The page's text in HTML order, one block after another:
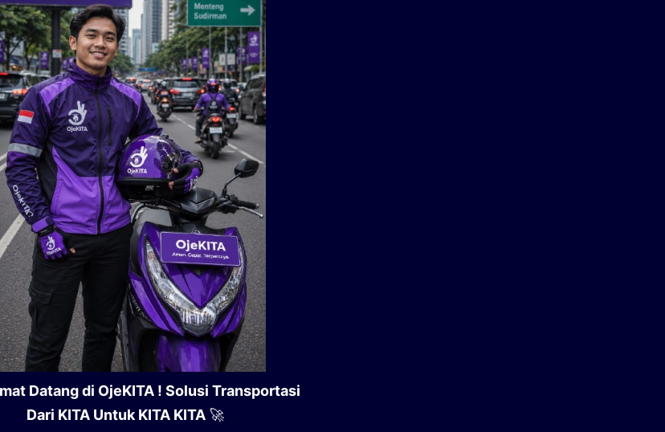
Datang di OjeKITA ! Solusi Transportasi
Dari KITA Untuk KITA KITA 🚀